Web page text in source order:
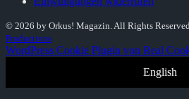
© 2026 by Orkus! Magazin. All Rights Reserved.
Productions
WordPress Cookie Plugin von Real
English